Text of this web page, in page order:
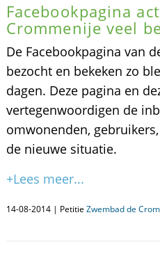
Facebookpagina
Crommenije veel
De Facebookpagina van
bezocht en bekeken zo
dagen. Deze pagina en
vertegenwoordigen de
omwonenden,
de nieuwe situatie.
+Lees meer...
14-08-2014 | Petitie Zwembad de